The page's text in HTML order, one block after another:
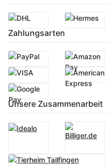
Zahlungsarten
Unsere Zusammenarbeit